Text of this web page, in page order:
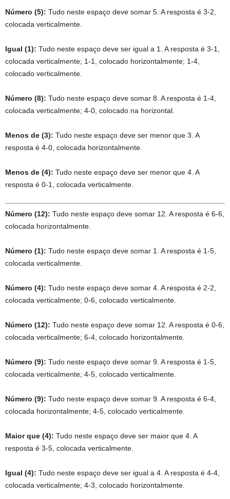
Número (5): Tudo neste espaço deve somar 5. A resposta é 3-2,
colocada verticalmente.
Igual (1): Tudo neste espaço deve ser igual a 1. A resposta é 3-1,
colocada verticalmente; 1-1, colocado horizontalmente; 1-4,
colocado verticalmente.
Número (8): Tudo neste espaço deve somar 8. A resposta é 1-4,
colocada verticalmente; 4-0, colocado na horizontal.
Menos de (3): Tudo neste espaço deve ser menor que 3. A
resposta é 4-0, colocada horizontalmente.
Menos de (4): Tudo neste espaço deve ser menor que 4. A
resposta é 0-1, colocada verticalmente.
Número (12): Tudo neste espaço deve somar 12. A resposta é 6-6,
colocada horizontalmente.
Número (1): Tudo neste espaço deve somar 1. A resposta é 1-5,
colocada verticalmente.
Número (4): Tudo neste espaço deve somar 4. A resposta é 2-2,
colocada verticalmente; 0-6, colocado verticalmente.
Número (12): Tudo neste espaço deve somar 12. A resposta é 0-6,
colocada verticalmente; 6-4, colocado horizontalmente.
Número (9): Tudo neste espaço deve somar 9. A resposta é 1-5,
colocada verticalmente; 4-5, colocado verticalmente.
Número (9): Tudo neste espaço deve somar 9. A resposta é 6-4,
colocada horizontalmente; 4-5, colocado verticalmente.
Maior que (4): Tudo neste espaço deve ser maior que 4. A
resposta é 3-5, colocada verticalmente.
Igual (4): Tudo neste espaço deve ser igual a 4. A resposta é 4-4,
colocada verticalmente; 4-3, colocado horizontalmente.